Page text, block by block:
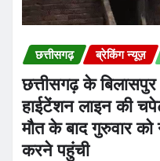
छत्तीसगढ़ ब्रेकिंग न्यूज़
छत्तीसगढ़ के
हाईटेंशन लाइन की
मौत के बाद गुरुवार को
करने पहुंची